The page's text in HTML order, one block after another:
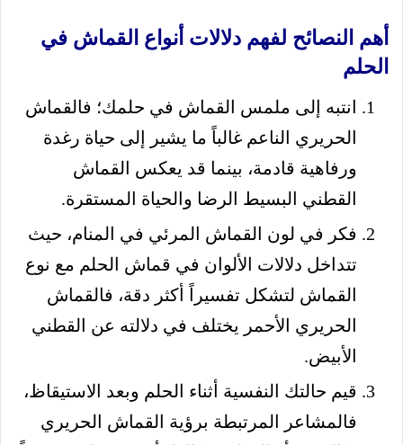
أهم النصائح لفهم دلالات أنواع القماش في
الحلم
انتبه إلى ملمس القماش في حلمك؛ فالقماش
الحريري الناعم غالباً ما يشير إلى حياة رغدة
ورفاهية قادمة، بينما قد يعكس القماش
القطني البسيط الرضا والحياة المستقرة.
فكر في لون القماش المرئي في المنام، حيث
تتداخل دلالات الألوان في قماش الحلم مع نوع
القماش لتشكل تفسيراً أكثر دقة، فالقماش
الحريري الأحمر يختلف في دلالته عن القطني
الأبيض.
قيم حالتك النفسية أثناء الحلم وبعد الاستيقاظ،
فالمشاعر المرتبطة برؤية القماش الحريري